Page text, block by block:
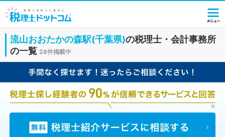
流山おおたかの森駅(千葉県)の税理士・会計事務所
の一覧 28件掲載中